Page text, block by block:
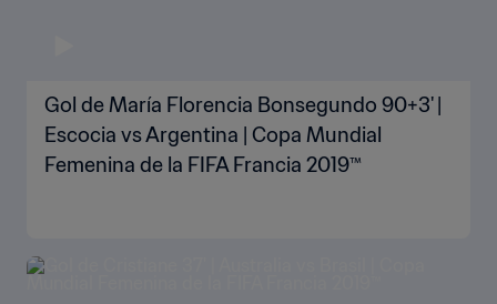
Gol de María Florencia Bonsegundo 90+3' |
Escocia vs Argentina | Copa Mundial
Femenina de la FIFA Francia 2019™